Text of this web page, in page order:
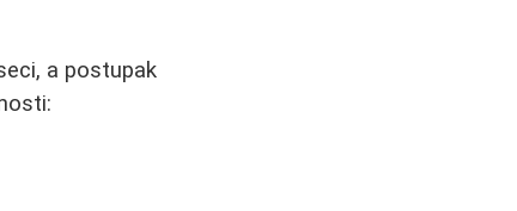
a postupak